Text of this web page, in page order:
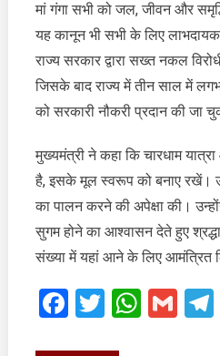
मां गंगा सभी को जल, जीवन और
यह कानून भी सभी के लिए लाभदायक
राज्य सरकार द्वारा सख्त नकल
जिसके बाद राज्य में तीन साल में
को सरकारी नौकरी प्रदान की जा
मुख्यमंत्री ने कहा कि चारधाम
है, इसके मूल स्वरूप को बनाए रखें।
का पालन करने की अपेक्षा की।
सुगम होने का आश्वासन देते हुए
संख्या में यहां आने के लिए आमंत्रित
Facebook
Twitter